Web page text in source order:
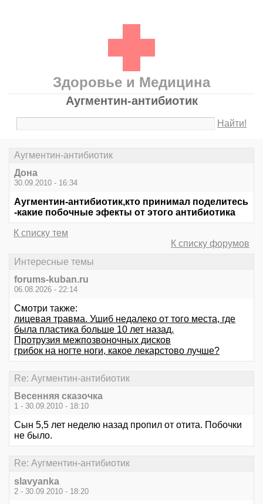
Здоровье и Медицина
Аугментин-антибиотик
Найти!
Аугментин-антибиотик
Дона
30.09.2010 - 16:34
Аугментин-антибиотик,кто принимал поделитесь
-какие побочные эфекты от этого антибиотика
К списку тем
К списку форумов
Интересные темы
forums-kuban.ru
06.08.2026 - 22:14
Смотри также:
лицевая травма. Ушиб недалеко от того места, где
была пластика больше 10 лет назад.
Протрузия межпозвоночных дисков
грибок на ногте ноги, какое лекарстово лучше?
Re: Аугментин-антибиотик
Весенняя сказочка
1 - 30.09.2010 - 18:10
Сын 5,5 лет неделю назад пропил от отита. Побочки
не было.
Re: Аугментин-антибиотик
slavyanka
2 - 30.09.2010 - 18:20